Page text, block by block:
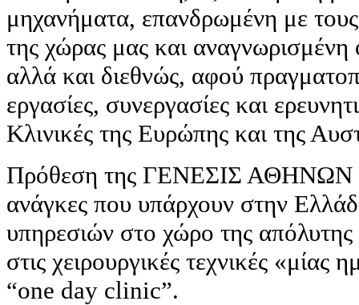
μηχανήματα, επανδρωμένη με
της χώρας μας και
αλλά και διεθνώς, αφού
εργασίες, συνεργασίες και
Κλινικές της Ευρώπης και της
Πρόθεση της ΓΕΝΕΣΙΣ ΑΘΗΝΩΝ
ανάγκες που υπάρχουν στην
υπηρεσιών στο χώρο της απόλυτης
στις χειρουργικές τεχνικές «μίας
“one day clinic”.